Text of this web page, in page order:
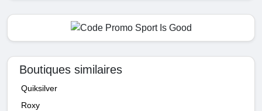
Boutiques similaires
Quiksilver
Roxy